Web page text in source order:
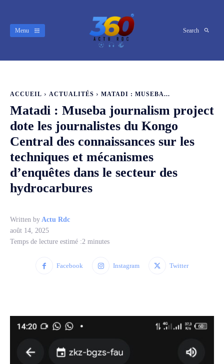
Menu Search
ACCUEIL ACTUALITÉS MATADI : MUSEBA...
Matadi : Museba journalism project
dote les journalistes du Kongo
Central des connaissances sur les
techniques et mécanismes
d’enquêtes dans le secteur des
hydrocarbures
Written by Actu Rdc
août 14, 2025
Temps de lecture estimé :2 minutes
Facebook Instagram Twitter